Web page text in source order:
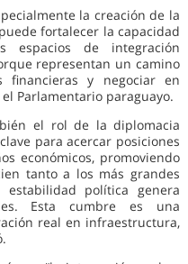
la creación de la
fortalecer la capacidad
espacios de integración
representan un camino
financieras y negociar en
Parlamentario paraguayo.
el rol de la diplomacia
para acercar posiciones
económicos, promoviendo
tanto a los más grandes
política genera
Esta cumbre es una
real en infraestructura,